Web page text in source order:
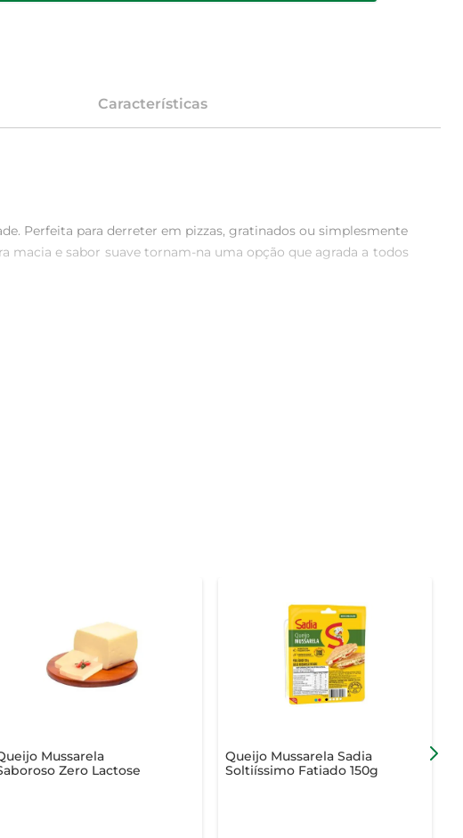
Características
Perfeita para derreter em pizzas, gratinados ou simplesmente
macia e sabor suave tornam-na uma opção que agrada a todos
la dentro do prazo de validade. Ideal para ser utilizada em
Mussarela
Zero Lactose
Queijo Mussarela Sadia
Soltiíssimo Fatiado 150g